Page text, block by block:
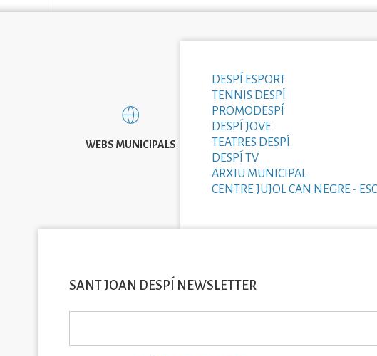
WEBS MUNICIPALS
DESPÍ ESPORT
TENNIS DESPÍ
PROMODESPÍ
DESPÍ JOVE
TEATRES DESPÍ
DESPÍ TV
ARXIU MUNICIPAL
CENTRE JUJOL CAN NEGRE -
SANT JOAN DESPÍ NEWSLETTER